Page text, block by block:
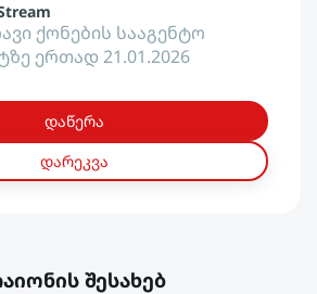
ქონების სააგენტო
ერთად 21.01.2026
დაწერა
დარეკვა
შესახებ